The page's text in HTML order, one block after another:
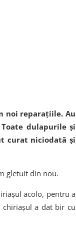
noi reparațiile. Au
dulapurile și
curat niciodată și
gletuit din nou.
acolo, pentru a
chiriașul a dat bir cu